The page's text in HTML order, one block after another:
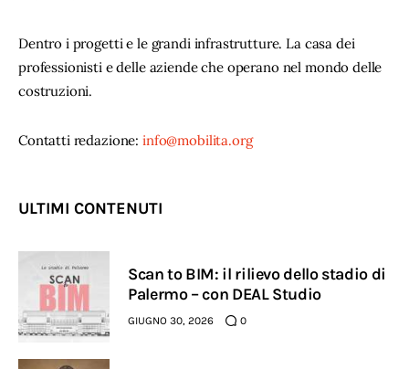
Dentro i progetti e le grandi infrastrutture. La casa dei
professionisti e delle aziende che operano nel mondo delle
costruzioni.
Contatti redazione: info@mobilita.org
ULTIMI CONTENUTI
Scan to BIM: il rilievo dello stadio di
Palermo – con DEAL Studio
GIUGNO 30, 2026 0